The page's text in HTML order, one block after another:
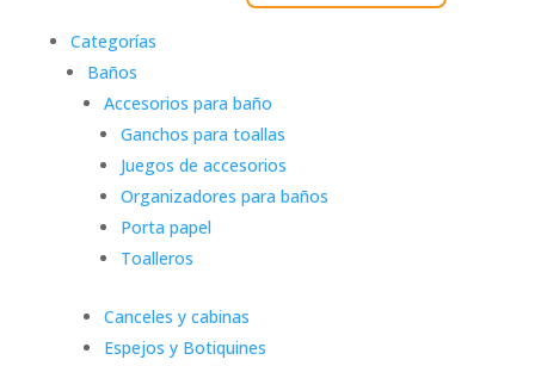
Categorías
Baños
Accesorios para baño
Ganchos para toallas
Juegos de accesorios
Organizadores para baños
Porta papel
Toalleros
Canceles y cabinas
Espejos y Botiquines